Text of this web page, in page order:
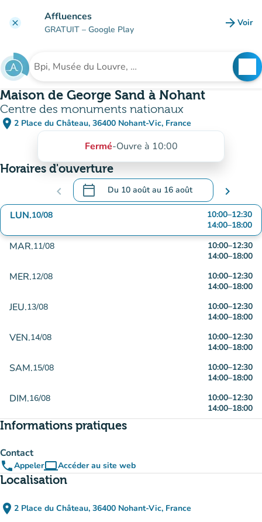
clear Affluences
GRATUIT – Google Play arrow_forward Voir
Rechercher un établissement
Maison de George Sand à Nohant
Centre des monuments nationaux
place 2 Place du Château, 36400 Nohant-Vic, France
(ouvrir dans Google Maps)
(nouvel onglet)
Fermé-Ouvre à 10:00
Horaires d'ouverture
chevron_left calendar_today Du 10 aoûtau 16 août
.Ouvrir le calendrier pour changer de
chevron_right
LUN.10/08 10:00–12:30
14:00–18:00
MAR.11/08 10:00–12:30
14:00–18:00
MER.12/08 10:00–12:30
14:00–18:00
JEU.13/08 10:00–12:30
14:00–18:00
VEN.14/08 10:00–12:30
14:00–18:00
SAM.15/08 10:00–12:30
14:00–18:00
DIM.16/08 10:00–12:30
14:00–18:00
Informations pratiques
Contact
phoneAppelercomputerAccéder au site web
(nouvel onglet)
Localisation
place 2 Place du Château, 36400 Nohant-Vic, France
(ouvrir dans Google Maps)
(nouvel onglet)